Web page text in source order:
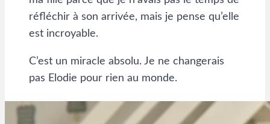
réfléchir à son arrivée, mais je pense qu’elle
est incroyable.
C’est un miracle absolu. Je ne changerais
pas Elodie pour rien au monde.